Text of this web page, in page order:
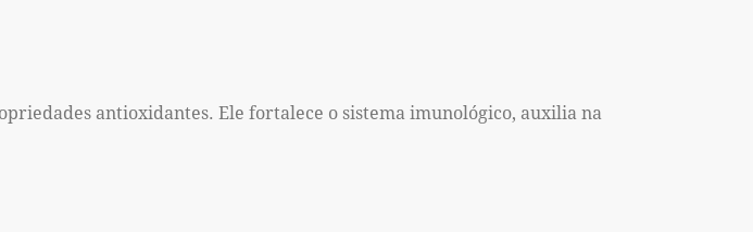
antioxidantes. Ele fortalece o sistema imunológico, auxilia na